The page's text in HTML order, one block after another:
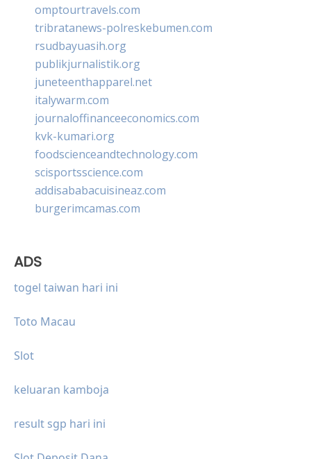
omptourtravels.com
tribratanews-polreskebumen.com
rsudbayuasih.org
publikjurnalistik.org
juneteenthapparel.net
italywarm.com
journaloffinanceeconomics.com
kvk-kumari.org
foodscienceandtechnology.com
scisportsscience.com
addisababacuisineaz.com
burgerimcamas.com
ADS
togel taiwan hari ini
Toto Macau
Slot
keluaran kamboja
result sgp hari ini